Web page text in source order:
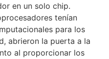
en un solo chip.
tenían
para los
abrieron la puerta a la
al proporcionar los